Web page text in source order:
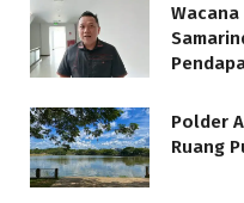
Wacana
Polder
Ruang